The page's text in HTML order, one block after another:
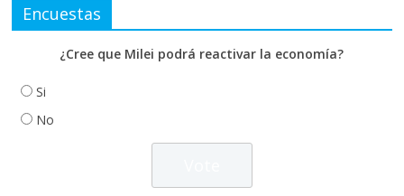
Encuestas
¿Cree que Milei podrá reactivar la economía?
Si
No